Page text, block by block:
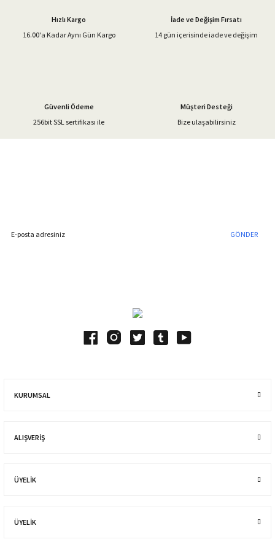
Ürün bilgilerinde hatalar bulunuyor.
Gönder
Hızlı Kargo
16.00'a Kadar Aynı Gün Kargo
İade ve Değişim Fırsatı
14 gün içerisinde iade ve değişim
Güvenli Ödeme
256bit SSL sertifikası ile
Müşteri Desteği
Bize ulaşabilirsiniz
GÖNDER
KURUMSAL
ALIŞVERIŞ
ÜYELİK
ÜYELİK